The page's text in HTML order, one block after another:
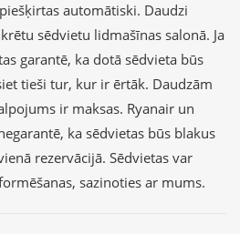
automātiski. Daudzi
sēdvietu lidmašīnas salonā. Ja
garantē, ka dotā sēdvieta būs
tieši tur, kur ir ērtāk. Daudzām
ir maksas. Ryanair un
ka sēdvietas būs blakus
rezervācijā. Sēdvietas var
sazinoties ar mums.